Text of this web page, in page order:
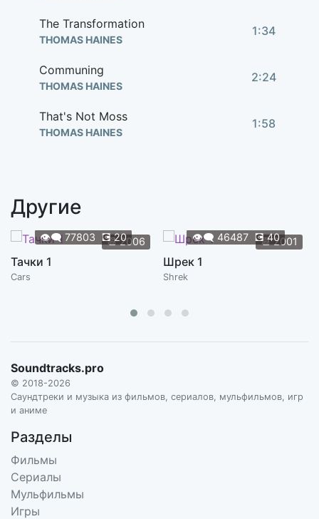
The Transformation
THOMAS HAINES
1:34
Communing
THOMAS HAINES
2:24
That's Not Moss
THOMAS HAINES
1:58
What Beast Am I
I Need You to Show Me a Sign
THOMAS HAINES
The Wildermen
THOMAS HAINES
1:22
Orb Spider
THOMAS HAINES
The Cold Coast
THOMAS HAINES
Другие
📆2006
👁️‍🗨️ 77803 💽20
Тачки 1
Cars
📆2001
👁️‍🗨️ 46487 💽40
Шрек 1
Shrek
Soundtracks.pro
© 2018-2026
Саундтреки и музыка из фильмов, сериалов, мульфильмов, игр
и аниме
Разделы
Фильмы
Сериалы
Мульфильмы
Игры